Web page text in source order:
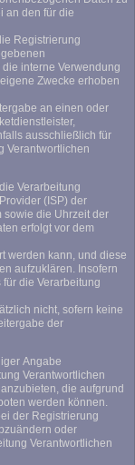
an den für die
Registrierung
interne Verwendung
Zwecke erhoben
an einen oder
ausschließlich für
Verantwortlichen
Verarbeitung
(ISP) der
sowie die Uhrzeit der
erfolgt vor dem
werden kann, und diese
aufzuklären. Insofern
die Verarbeitung
nicht, sofern keine
der
Angabe
Verantwortlichen
die aufgrund
werden können.
der Registrierung
oder
Verantwortlichen